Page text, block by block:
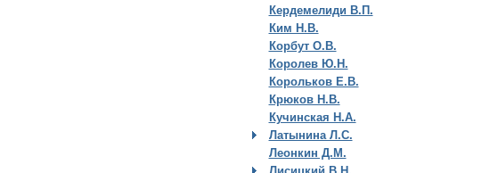
Кердемелиди В.П.
Ким Н.В.
Корбут О.В.
Королев Ю.Н.
Корольков Е.В.
Крюков Н.В.
Кучинская Н.А.
Латынина Л.С.
Леонкин Д.М.